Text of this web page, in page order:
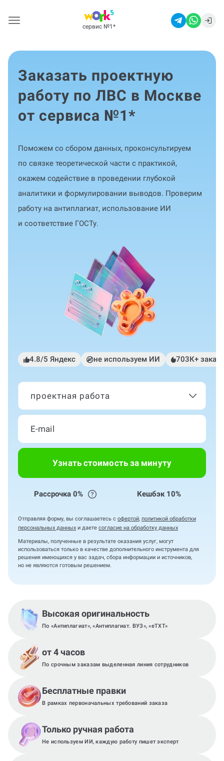
сервис №1 *
Заказать проектную
работу по ЛВС в Москве
от сервиса №1*
Поможем со сбором данных, проконсультируем
по связке теоретической части с практикой,
окажем содействие в проведении глубокой
аналитики и формулировании выводов. Проверим
работу на антиплагиат, использование ИИ
и соответствие ГОСТу.
4.8/5 Яндекс не используем ИИ 703К+
проектная работа
Узнать стоимость за минуту
Рассрочка 0% Кешбэк 10%
Отправляя форму, вы соглашаетесь с офертой, политикой обработки
персональных данных и даете согласие на обработку данных
Материалы, полученные в результате оказания услуг, могут
использоваться только в качестве дополнительного инструмента для
решения имеющихся у вас задач, сбора информации и источников,
но не являются готовым решением.
Высокая оригинальность
По «Антиплагиат», «Антиплагиат. ВУЗ», «eTXT»
от 4 часов
По срочным заказам выделенная линия сотрудников
Бесплатные правки
В рамках первоначальных требований заказа
Только ручная работа
Не используем ИИ, каждую работу пишет эксперт